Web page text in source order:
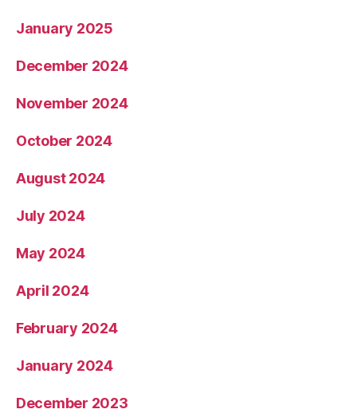
January 2025
December 2024
November 2024
October 2024
August 2024
July 2024
May 2024
April 2024
February 2024
January 2024
December 2023